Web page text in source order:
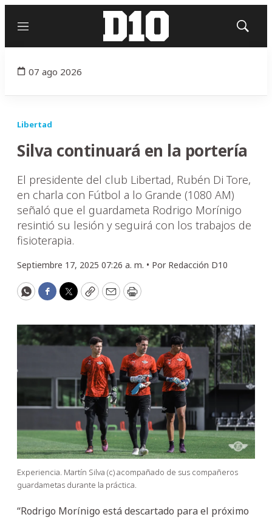
Menú
Mostrar
07 ago 2026
Libertad
Silva continuará en la portería
El presidente del club Libertad, Rubén Di Tore,
en charla con Fútbol a lo Grande (1080 AM)
señaló que el guardameta Rodrigo Morínigo
resintió su lesión y seguirá con los trabajos de
fisioterapia.
Septiembre 17, 2025 07:26 a. m. • Por Redacción D10
WhatsApp
Facebook
Twitter
CopyEmailPrint
Experiencia. Martín Silva (c) acompañado de sus compañeros
guardametas durante la práctica.
“Rodrigo Morínigo está descartado para el próximo